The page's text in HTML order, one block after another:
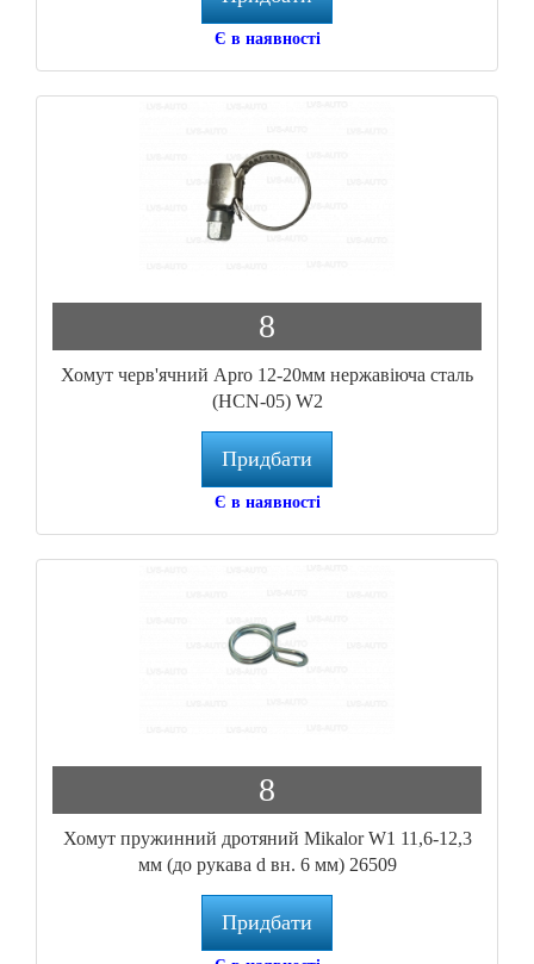
Є в наявності
8
Хомут черв'ячний Apro 12-20мм нержавіюча сталь
(HCN-05) W2
Придбати
Є в наявності
8
Хомут пружинний дротяний Mikalor W1 11,6-12,3
мм (до рукава d вн. 6 мм) 26509
Придбати